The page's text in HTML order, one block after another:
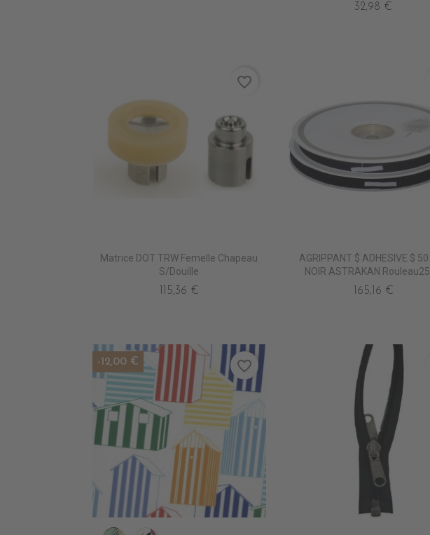
32,98 €
Matrice DOT TRW Femelle Chapeau
S/Douille
115,36 €
favorite_border
AGRIPPANT $ ADHESIVE $
NOIR ASTRAKAN
165,16 €
-12,00 € favorite_border